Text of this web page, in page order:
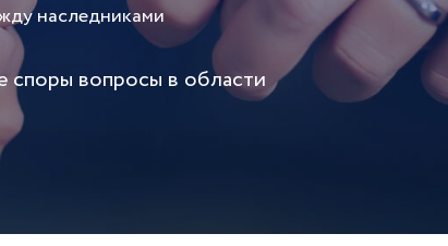
наследниками
споры вопросы в области